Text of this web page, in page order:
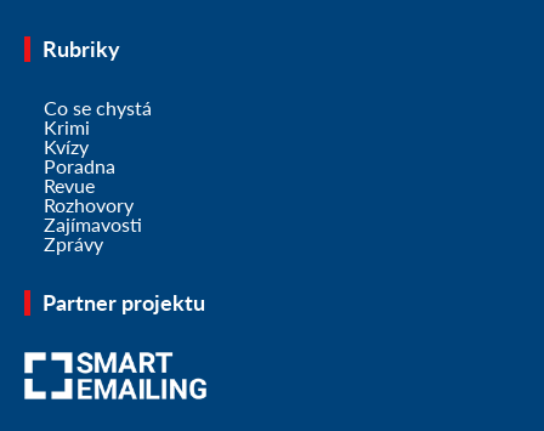
Rubriky
Co se chystá
Krimi
Kvízy
Poradna
Revue
Rozhovory
Zajímavosti
Zprávy
Partner projektu